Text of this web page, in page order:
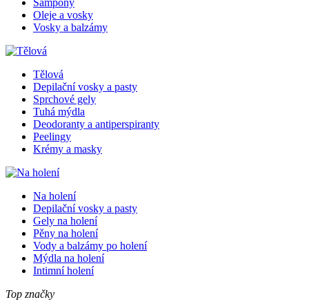
Šampony
Oleje a vosky
Vosky a balzámy
Tělová
Depilační vosky a pasty
Sprchové gely
Tuhá mýdla
Deodoranty a antiperspiranty
Peelingy
Krémy a masky
Na holení
Depilační vosky a pasty
Gely na holení
Pěny na holení
Vody a balzámy po holení
Mýdla na holení
Intimní holení
Top značky